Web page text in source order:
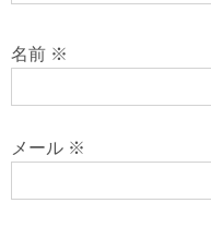
名前 ※
メール ※